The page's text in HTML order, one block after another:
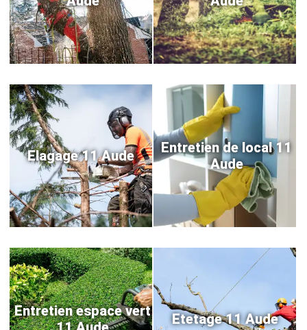
Elagage 11 Aude
Entretien de local 11
Aude
Entretien espace vert
Etetage 11 Aude